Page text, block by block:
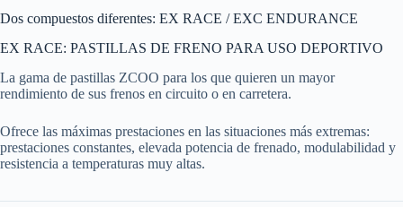
Dos compuestos diferentes: EX RACE / EXC ENDURANCE
EX RACE: PASTILLAS DE FRENO PARA USO DEPORTIVO
La gama de pastillas ZCOO para los que quieren un mayor
rendimiento de sus frenos en circuito o en carretera.
Ofrece las máximas prestaciones en las situaciones más extremas:
prestaciones constantes, elevada potencia de frenado, modulabilidad y
resistencia a temperaturas muy altas.